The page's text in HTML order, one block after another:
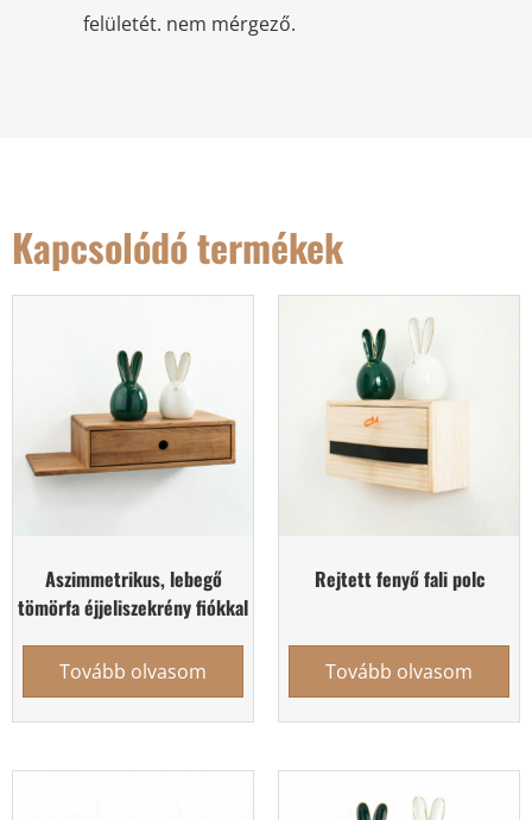
felületét. nem mérgező.
Kapcsolódó termékek
Aszimmetrikus, lebegő
tömörfa éjjeliszekrény fiókkal
Tovább olvasom
Rejtett fenyő fali polc
Tovább olvasom